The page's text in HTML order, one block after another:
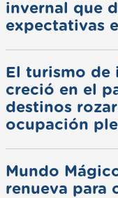
invernal que
expectativas
El turismo de
creció en el
destinos
ocupación
Mundo
renueva para